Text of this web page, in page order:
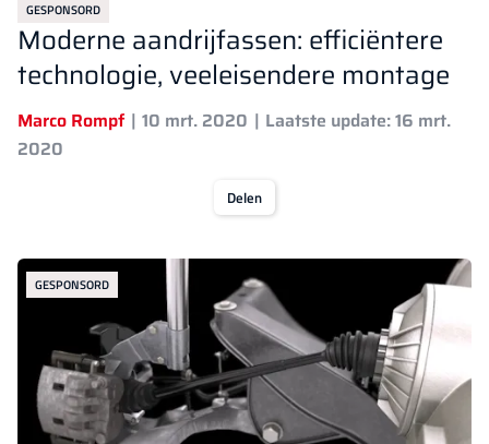
GESPONSORD
Moderne aandrijfassen: efficiëntere
technologie, veeleisendere montage
Marco Rompf 10 mrt. 2020
Laatste update: 16 mrt.
2020
Delen
GESPONSORD